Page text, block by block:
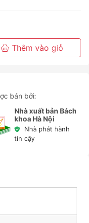
Thêm vào giỏ
bán bởi:
Nhà xuất bản Bách
khoa Hà Nội
Nhà phát hành
tin cậy